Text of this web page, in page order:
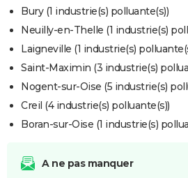
FORUM
Bricolage
Lifestyle
Culture
Sport
Auto
Television
Voyage
Cinema
Bury (1 industrie(s) polluante(s))
Neuilly-en-Thelle (1 industrie(s)
Laigneville (1 industrie(s)
Saint-Maximin (3 industrie(s)
Nogent-sur-Oise (5 industrie(s)
Creil (4 industrie(s) polluante(s))
Boran-sur-Oise (1 industrie(s)
A ne pas manquer